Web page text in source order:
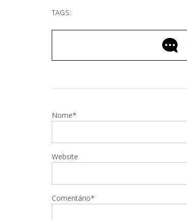
TAGS:
Nome*
Website
Comentário*